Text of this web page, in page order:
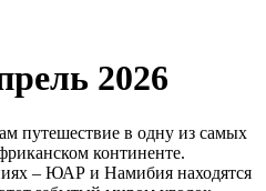
2026
путешествие в одну из самых
континенте.
– ЮАР и Намибия находятся